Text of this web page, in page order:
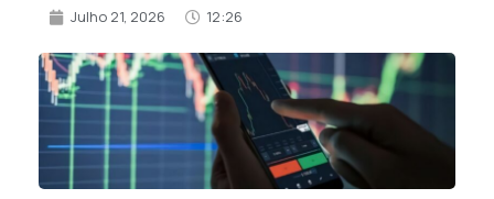
Julho 21, 2026 12:26